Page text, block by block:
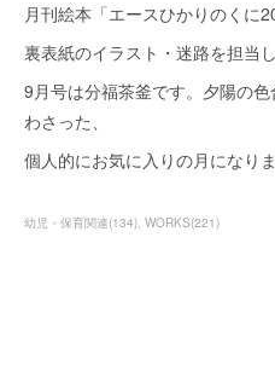
月刊絵本「エースひかりのくに
裏表紙のイラスト・迷路を担当し
9月号は分福茶釜です。夕陽の
わさった、
個人的にお気に入りの月になりま
幼児・保育関連(134) WORKS(221)